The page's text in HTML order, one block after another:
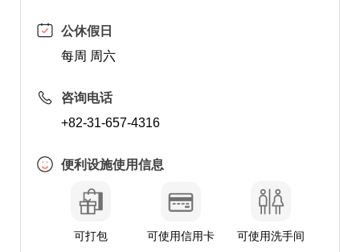
公休假日
每周 周六
咨询电话
+82-31-657-4316
便利设施使用信息
可打包 可使用信用卡 可使用洗手间